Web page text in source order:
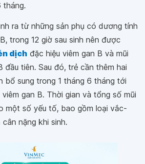
tháng.
ra từ những sản phụ có dương tính
trong 12 giờ sau sinh nên được
dịch đặc hiệu viêm gan B và mũi
đầu tiên. Sau đó, trẻ cần thêm hai
bổ sung trong 1 tháng 6 tháng tới
gan B. Thời gian và tổng số mũi
một số yếu tố, bao gồm loại vắc-
nặng khi sinh.